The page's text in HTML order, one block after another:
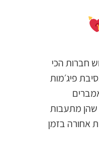
חברות הכי
פיג׳מות
שהן מתעבות
אחורה בזמן